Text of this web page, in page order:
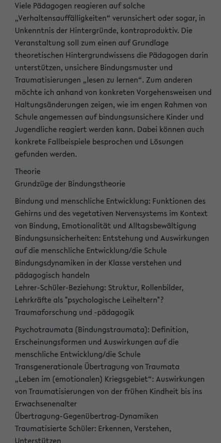
Viele Pädagogen reagieren auf solche
„Verhaltensauffälligkeiten“ verunsichert oder sogar, in
Unkenntnis der Hintergründe, kontraproduktiv. Die
Veranstaltung soll zum einen auf Grundlage
theoretischen Hintergrundwissens die Pädagogen darin
unterstützen, unsichere Bindungsmuster und
Traumatisierungen „lesen zu lernen“. Zum anderen
möchte ich anhand von konkreten Vorgehensweisen und
Haltungsänderungen zeigen, wie im engen Rahmen von
Schule angemessen auf bindungsunsichere Kinder und
Jugendliche reagiert werden kann. Dabei können auch
konkrete Fallbeispiele besprochen und Lösungen
gefunden werden.
Theorie
Grundzüge der Bindungstheorie
Bindung und menschliche Entwicklung: Funktionen des
Gehirns und des vegetativen Nervensystems im Kontext
von Bindung, Emotionalität und Alltagsbewältigung
Bindungsunsicherheiten: Entstehung und Auswirkungen
auf die menschliche Entwicklung/die Schule
Bindungsdynamiken in der Klasse verstehen und
pädagogisch handeln
Lehrer-Schüler-Beziehung: Struktur, Rollenbilder,
Lehrkräfte als "psychologische Leiheltern"?
Traumaforschung und -pädagogik
Psychotraumata (Bindungstraumata): Definition,
Erscheinungsformen und Auswirkungen auf die
menschliche Entwicklung/die Schule
Transgenerationale Übertragung von Traumata
„Leben im (emotionalen) Kriegsgebiet“: Auswirkungen
von Traumatisierungen von der frühen Kindheit bis ins
Erwachsenenalter
Übertragung-Gegenübertrag-Dynamiken
Traumatisierte Schüler: Erkennen, Verstehen,
Unterstützen